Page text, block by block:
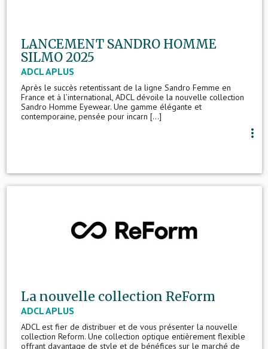
LANCEMENT SANDRO HOMME
SILMO 2025
ADCL APLUS
Après le succès retentissant de la ligne Sandro Femme en
France et à l’international, ADCL dévoile la nouvelle collection
Sandro Homme Eyewear. Une gamme élégante et
contemporaine, pensée pour incarn [...]
more_vert
La nouvelle collection ReForm
ADCL APLUS
ADCL est fier de distribuer et de vous présenter la nouvelle
collection Reform. Une collection optique entièrement flexible
offrant davantage de style et de bénéfices sur le marché de